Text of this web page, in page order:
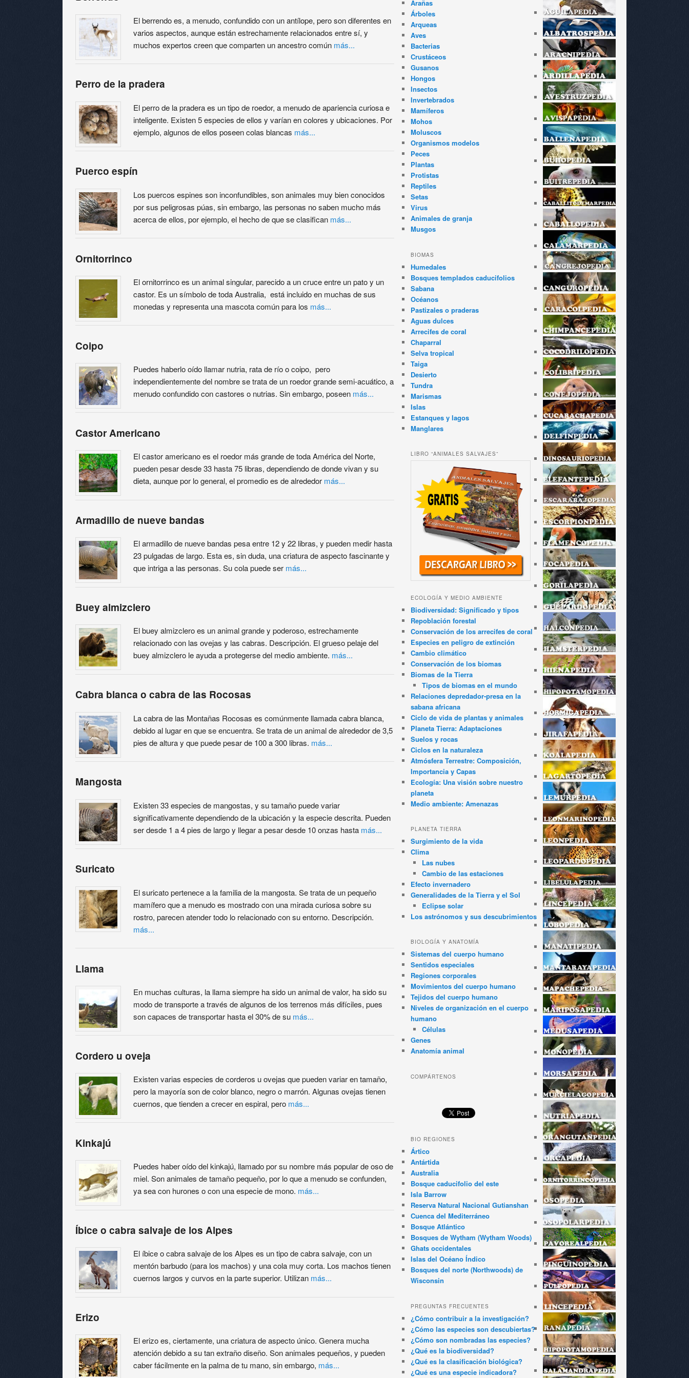
El berrendo es, a menudo, confundido con un antílope, pero son diferentes en
varios aspectos, aunque están estrechamente relacionados entre sí, y
muchos expertos creen que comparten un ancestro común más...
Perro de la pradera
El perro de la pradera es un tipo de roedor, a menudo de apariencia curiosa e
inteligente. Existen 5 especies de ellos y varían en colores y ubicaciones. Por
ejemplo, algunos de ellos poseen colas blancas más...
Puerco espín
Los puercos espines son inconfundibles, son animales muy bien conocidos
por sus peligrosas púas, sin embargo, las personas no saben mucho más
acerca de ellos, por ejemplo, el hecho de que se clasifican más...
Ornitorrinco
El ornitorrinco es un animal singular, parecido a un cruce entre un pato y un
castor. Es un símbolo de toda Australia, está incluido en muchas de sus
monedas y representa una mascota común para los más...
Coipo
Puedes haberlo oído llamar nutria, rata de río o coipo, pero
independientemente del nombre se trata de un roedor grande semi-acuático, a
menudo confundido con castores o nutrias. Sin embargo, poseen más...
Castor Americano
El castor americano es el roedor más grande de toda América del Norte,
pueden pesar desde 33 hasta 75 libras, dependiendo de donde vivan y su
dieta, aunque por lo general, el promedio es de alrededor más...
Armadillo de nueve bandas
El armadillo de nueve bandas pesa entre 12 y 22 libras, y pueden medir hasta
23 pulgadas de largo. Esta es, sin duda, una criatura de aspecto fascinante y
que intriga a las personas. Su cola puede ser más...
Buey almizclero
El buey almizclero es un animal grande y poderoso, estrechamente
relacionado con las ovejas y las cabras. Descripción. El grueso pelaje del
buey almizclero le ayuda a protegerse del medio ambiente. más...
Cabra blanca o cabra de las Rocosas
La cabra de las Montañas Rocosas es comúnmente llamada cabra blanca,
debido al lugar en que se encuentra. Se trata de un animal de alrededor de 3,5
pies de altura y que puede pesar de 100 a 300 libras. más...
Mangosta
Existen 33 especies de mangostas, y su tamaño puede variar
significativamente dependiendo de la ubicación y la especie descrita. Pueden
ser desde 1 a 4 pies de largo y llegar a pesar desde 10 onzas hasta más...
Suricato
El suricato pertenece a la familia de la mangosta. Se trata de un pequeño
mamífero que a menudo es mostrado con una mirada curiosa sobre su
rostro, parecen atender todo lo relacionado con su entorno. Descripción.
más...
Llama
En muchas culturas, la llama siempre ha sido un animal de valor, ha sido su
modo de transporte a través de algunos de los terrenos más difíciles, pues
son capaces de transportar hasta el 30% de su más...
Cordero u oveja
Existen varias especies de corderos u ovejas que pueden variar en tamaño,
pero la mayoría son de color blanco, negro o marrón. Algunas ovejas tienen
cuernos, que tienden a crecer en espiral, pero más...
Kinkajú
Puedes haber oído del kinkajú, llamado por su nombre más popular de oso de
miel. Son animales de tamaño pequeño, por lo que a menudo se confunden,
ya sea con hurones o con una especie de mono. más...
Íbice o cabra salvaje de los Alpes
El íbice o cabra salvaje de los Alpes es un tipo de cabra salvaje, con un
mentón barbudo (para los machos) y una cola muy corta. Los machos tienen
cuernos largos y curvos en la parte superior. Utilizan más...
Erizo
El erizo es, ciertamente, una criatura de aspecto único. Genera mucha
atención debido a su tan extraño diseño. Son animales pequeños, y pueden
caber fácilmente en la palma de tu mano, sin embargo, más...
Arañas
Árboles
Arqueas
Aves
Bacterias
Crustáceos
Gusanos
Hongos
Insectos
Invertebrados
Mamíferos
Mohos
Moluscos
Organismos modelos
Peces
Plantas
Protistas
Reptiles
Setas
Virus
Animales de granja
Musgos
BIOMAS
Humedales
Bosques templados caducifolios
Sabana
Océanos
Pastizales o praderas
Aguas dulces
Arrecifes de coral
Chaparral
Selva tropical
Taiga
Desierto
Tundra
Marismas
Islas
Estanques y lagos
Manglares
LIBRO “ANIMALES SALVAJES”
ECOLOGÍA Y MEDIO AMBIENTE
Biodiversidad: Significado y tipos
Repoblación forestal
Conservación de los arrecifes de coral
Especies en peligro de extinción
Cambio climático
Conservación de los biomas
Biomas de la Tierra
Tipos de biomas en el mundo
Relaciones depredador-presa en la
sabana africana
Ciclo de vida de plantas y animales
Planeta Tierra: Adaptaciones
Suelos y rocas
Ciclos en la naturaleza
Atmósfera Terrestre: Composición,
Importancia y Capas
Ecología: Una visión sobre nuestro
planeta
Medio ambiente: Amenazas
PLANETA TIERRA
Surgimiento de la vida
Clima
Las nubes
Cambio de las estaciones
Efecto invernadero
Generalidades de la Tierra y el Sol
Eclipse solar
Los astrónomos y sus descubrimientos
BIOLOGÍA Y ANATOMÍA
Sistemas del cuerpo humano
Sentidos especiales
Regiones corporales
Movimientos del cuerpo humano
Tejidos del cuerpo humano
Niveles de organización en el cuerpo
humano
Células
Genes
Anatomía animal
COMPÁRTENOS
BIO REGIONES
Ártico
Antártida
Australia
Bosque caducifolio del este
Isla Barrow
Reserva Natural Nacional Gutianshan
Cuenca del Mediterráneo
Bosque Atlántico
Bosques de Wytham (Wytham Woods)
Ghats occidentales
Islas del Océano Índico
Bosques del norte (Northwoods) de
Wisconsin
PREGUNTAS FRECUENTES
¿Cómo contribuir a la investigación?
¿Cómo las especies son descubiertas?
¿Cómo son nombradas las especies?
¿Qué es la biodiversidad?
¿Qué es la clasificación biológica?
¿Qué es una especie indicadora?